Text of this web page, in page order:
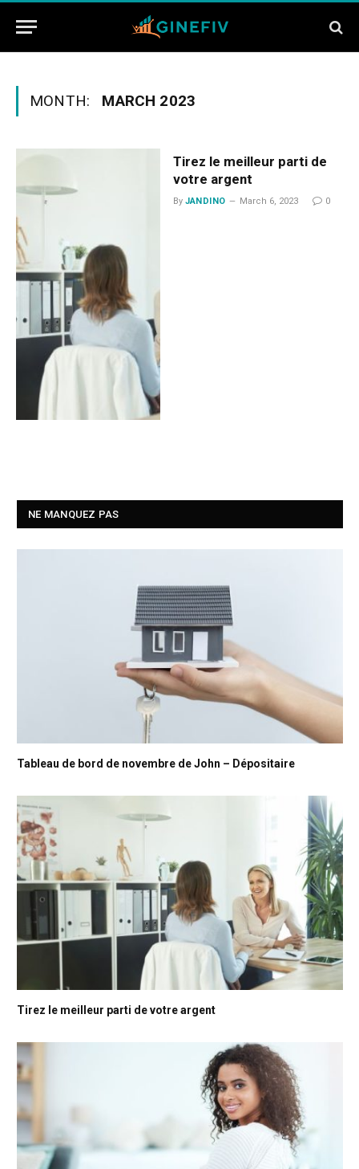
MONTH: MARCH 2023
Tirez le meilleur parti de
votre argent
By JANDINO March 6, 2023 0
NE MANQUEZ PAS
Tableau de bord de novembre de John – Dépositaire
Tirez le meilleur parti de votre argent